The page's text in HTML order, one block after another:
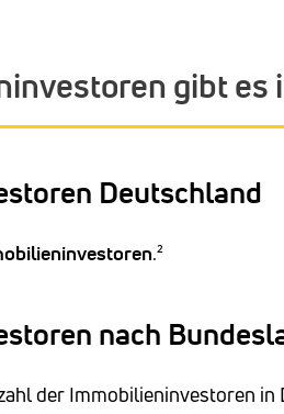
gibt es
Deutschland
.²
nach
der Immobilieninvestoren